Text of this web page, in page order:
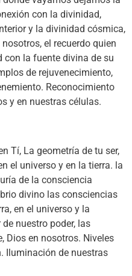
con la divinidad,
y la divinidad cósmica,
el recuerdo quien
con la fuente divina de su
de rejuvenecimiento,
Reconocimiento
y en nuestras células.
Tí, La geometría de tu ser,
el universo y en la tierra. la
de la consciencia
divino las consciencias
en el universo y la
nuestro poder, las
Dios en nosotros. Niveles
Iluminación de nuestras